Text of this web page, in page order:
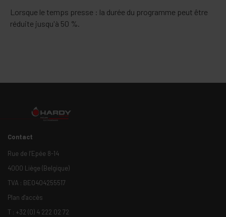
Lorsque le temps presse : la durée du programme peut être
réduite jusqu'à 50 %.
Contact
Rue de l’Epée 8-14
4000 Liège (Belgique)
TVA : BE0404255517
Plan d'accès
T : +32 (0) 4 222 02 72